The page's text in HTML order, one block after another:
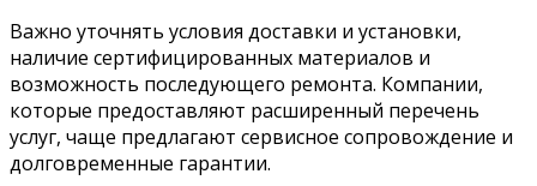
Важно уточнять условия доставки и установки,
наличие сертифицированных материалов и
возможность последующего ремонта. Компании,
которые предоставляют расширенный перечень
услуг, чаще предлагают сервисное сопровождение и
долговременные гарантии.